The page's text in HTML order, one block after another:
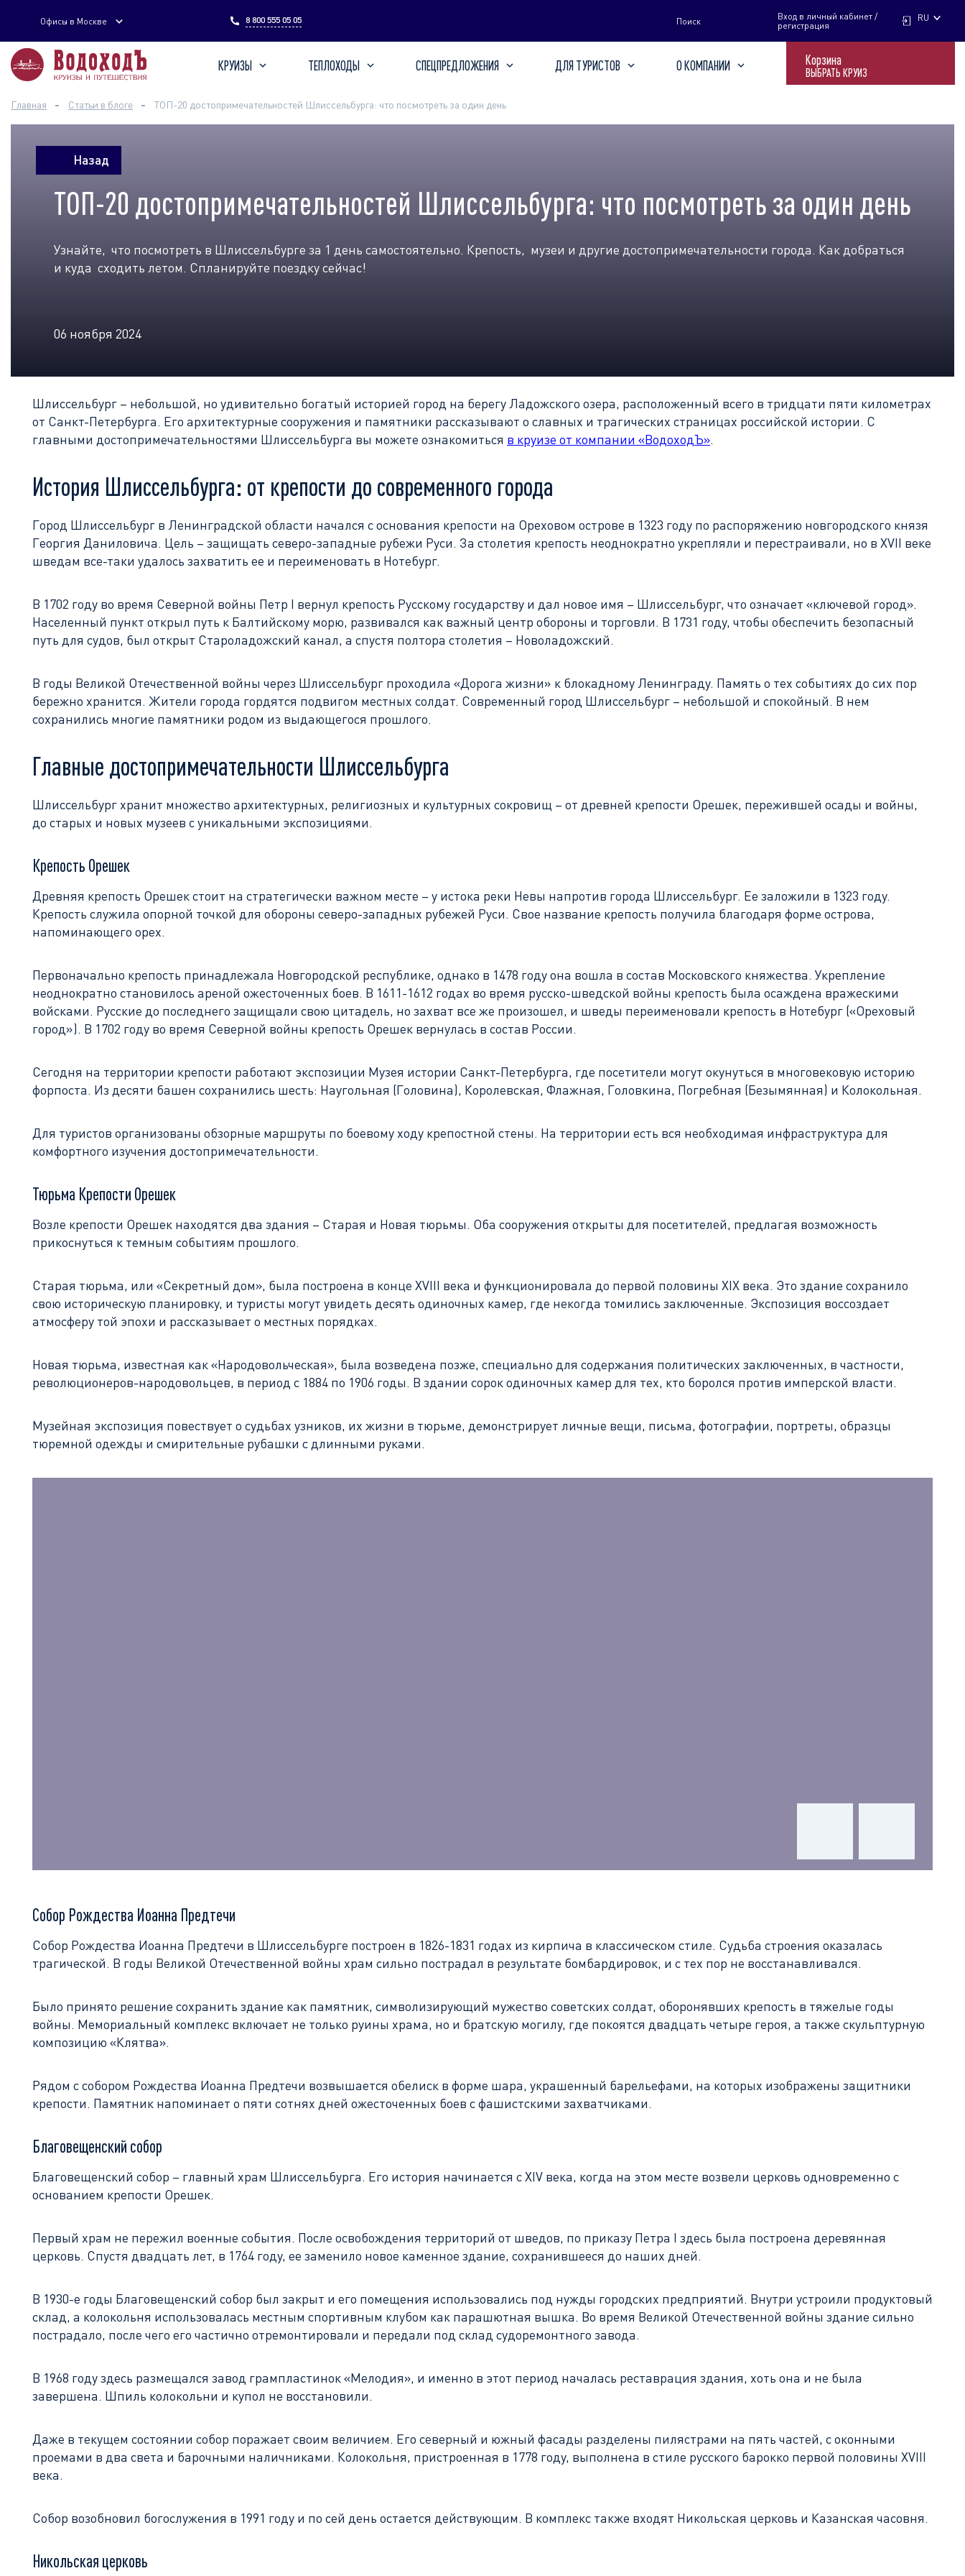
Офисы в Москве 8 800 555 05 05 Поиск
Вход в личный кабинет /
регистрация
RU
КРУИЗЫ ТЕПЛОХОДЫ СПЕЦПРЕДЛОЖЕНИЯ ДЛЯ ТУРИСТОВ О КОМПАНИИ Корзина
ВЫБРАТЬ КРУИЗ
Введите поисковый запрос
Главная Статьи в блоге ТОП-20 достопримечательностей Шлиссельбурга: что посмотреть за один день
Назад
ТОП-20 достопримечательностей Шлиссельбурга: что посмотреть за один день
Узнайте, что посмотреть в Шлиссельбурге за 1 день самостоятельно. Крепость, музеи и другие достопримечательности города. Как добраться
и куда сходить летом. Спланируйте поездку сейчас!
06 ноября 2024
Шлиссельбург – небольшой, но удивительно богатый историей город на берегу Ладожского озера, расположенный всего в тридцати пяти километрах
от Санкт-Петербурга. Его архитектурные сооружения и памятники рассказывают о славных и трагических страницах российской истории. С
главными достопримечательностями Шлиссельбурга вы можете ознакомиться в круизе от компании «ВодоходЪ».
История Шлиссельбурга: от крепости до современного города
Город Шлиссельбург в Ленинградской области начался с основания крепости на Ореховом острове в 1323 году по распоряжению новгородского князя
Георгия Даниловича. Цель – защищать северо-западные рубежи Руси. За столетия крепость неоднократно укрепляли и перестраивали, но в XVII веке
шведам все-таки удалось захватить ее и переименовать в Нотебург.
В 1702 году во время Северной войны Петр I вернул крепость Русскому государству и дал новое имя – Шлиссельбург, что означает «ключевой город».
Населенный пункт открыл путь к Балтийскому морю, развивался как важный центр обороны и торговли. В 1731 году, чтобы обеспечить безопасный
путь для судов, был открыт Староладожский канал, а спустя полтора столетия – Новоладожский.
В годы Великой Отечественной войны через Шлиссельбург проходила «Дорога жизни» к блокадному Ленинграду. Память о тех событиях до сих пор
бережно хранится. Жители города гордятся подвигом местных солдат. Современный город Шлиссельбург – небольшой и спокойный. В нем
сохранились многие памятники родом из выдающегося прошлого.
Главные достопримечательности Шлиссельбурга
Шлиссельбург хранит множество архитектурных, религиозных и культурных сокровищ – от древней крепости Орешек, пережившей осады и войны,
до старых и новых музеев с уникальными экспозициями.
Крепость Орешек
Древняя крепость Орешек стоит на стратегически важном месте – у истока реки Невы напротив города Шлиссельбург. Ее заложили в 1323 году.
Крепость служила опорной точкой для обороны северо-западных рубежей Руси. Свое название крепость получила благодаря форме острова,
напоминающего орех.
Первоначально крепость принадлежала Новгородской республике, однако в 1478 году она вошла в состав Московского княжества. Укрепление
неоднократно становилось ареной ожесточенных боев. В 1611-1612 годах во время русско-шведской войны крепость была осаждена вражескими
войсками. Русские до последнего защищали свою цитадель, но захват все же произошел, и шведы переименовали крепость в Нотебург («Ореховый
город»). В 1702 году во время Северной войны крепость Орешек вернулась в состав России.
Сегодня на территории крепости работают экспозиции Музея истории Санкт-Петербурга, где посетители могут окунуться в многовековую историю
форпоста. Из десяти башен сохранились шесть: Наугольная (Головина), Королевская, Флажная, Головкина, Погребная (Безымянная) и Колокольная.
Для туристов организованы обзорные маршруты по боевому ходу крепостной стены. На территории есть вся необходимая инфраструктура для
комфортного изучения достопримечательности.
Тюрьма Крепости Орешек
Возле крепости Орешек находятся два здания – Старая и Новая тюрьмы. Оба сооружения открыты для посетителей, предлагая возможность
прикоснуться к темным событиям прошлого.
Старая тюрьма, или «Секретный дом», была построена в конце XVIII века и функционировала до первой половины XIX века. Это здание сохранило
свою историческую планировку, и туристы могут увидеть десять одиночных камер, где некогда томились заключенные. Экспозиция воссоздает
атмосферу той эпохи и рассказывает о местных порядках.
Новая тюрьма, известная как «Народовольческая», была возведена позже, специально для содержания политических заключенных, в частности,
революционеров-народовольцев, в период с 1884 по 1906 годы. В здании сорок одиночных камер для тех, кто боролся против имперской власти.
Музейная экспозиция повествует о судьбах узников, их жизни в тюрьме, демонстрирует личные вещи, письма, фотографии, портреты, образцы
тюремной одежды и смирительные рубашки с длинными руками.
Собор Рождества Иоанна Предтечи
Собор Рождества Иоанна Предтечи в Шлиссельбурге построен в 1826-1831 годах из кирпича в классическом стиле. Судьба строения оказалась
трагической. В годы Великой Отечественной войны храм сильно пострадал в результате бомбардировок, и с тех пор не восстанавливался.
Было принято решение сохранить здание как памятник, символизирующий мужество советских солдат, оборонявших крепость в тяжелые годы
войны. Мемориальный комплекс включает не только руины храма, но и братскую могилу, где покоятся двадцать четыре героя, а также скульптурную
композицию «Клятва».
Рядом с собором Рождества Иоанна Предтечи возвышается обелиск в форме шара, украшенный барельефами, на которых изображены защитники
крепости. Памятник напоминает о пяти сотнях дней ожесточенных боев с фашистскими захватчиками.
Благовещенский собор
Благовещенский собор – главный храм Шлиссельбурга. Его история начинается с XIV века, когда на этом месте возвели церковь одновременно с
основанием крепости Орешек.
Первый храм не пережил военные события. После освобождения территорий от шведов, по приказу Петра I здесь была построена деревянная
церковь. Спустя двадцать лет, в 1764 году, ее заменило новое каменное здание, сохранившееся до наших дней.
В 1930-е годы Благовещенский собор был закрыт и его помещения использовались под нужды городских предприятий. Внутри устроили продуктовый
склад, а колокольня использовалась местным спортивным клубом как парашютная вышка. Во время Великой Отечественной войны здание сильно
пострадало, после чего его частично отремонтировали и передали под склад судоремонтного завода.
В 1968 году здесь размещался завод грампластинок «Мелодия», и именно в этот период началась реставрация здания, хоть она и не была
завершена. Шпиль колокольни и купол не восстановили.
Даже в текущем состоянии собор поражает своим величием. Его северный и южный фасады разделены пилястрами на пять частей, с оконными
проемами в два света и барочными наличниками. Колокольня, пристроенная в 1778 году, выполнена в стиле русского барокко первой половины XVIII
века.
Собор возобновил богослужения в 1991 году и по сей день остается действующим. В комплекс также входят Никольская церковь и Казанская часовня.
Никольская церковь